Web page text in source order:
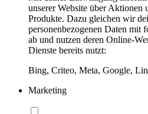
unserer Website über Aktionen
Produkte. Dazu gleichen wir
personenbezogenen Daten mit
ab und nutzen deren Online-
Dienste bereits nutzt:
Bing, Criteo, Meta, Google,
Marketing